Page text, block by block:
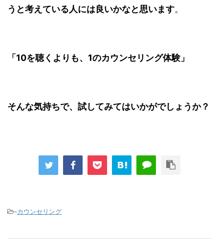
うと考えている人には良いかなと思います。
「10を聴くよりも、1のカウンセリング体験」
そんな気持ちで、試してみてはいかがでしょうか？
-カウンセリング